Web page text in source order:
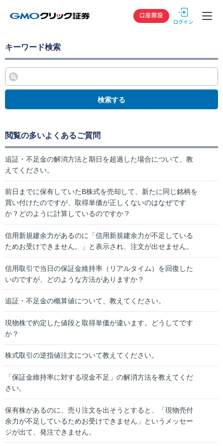
GMOクリック
口座開設
キーワード検索
検索する
閲覧の多いよくあるご質問
追証・不足金の解消方法と期日を超過した場合について、教
えてください。
前日までに保有していたB株式を売却して、新たに同じ銘柄を
買い付けたのですが、取得単価が正しくないのはなぜです
か？どのように計算しているのですか？
信用新規建余力があるのに「信用新規建余力が不足している
ためお受けできません。」と表示され、注文が出せません。
信用取引で当日の保証金維持率（リアルタイム）を回復した
いのですが、どのような方法がありますか？
追証・不足金の概算値について、教えてください。
現物株で約定した値段と取得単価が違います。どうしてです
か？
株式取引の逆指値注文について教えてください。
「保証金維持率に対する現金不足」の解消方法を教えてくだ
さい。
保有株があるのに、売り注文を出そうとすると、「現物売付
余力が不足しているためお受けできません」というメッセー
ジが出て、発注できません。